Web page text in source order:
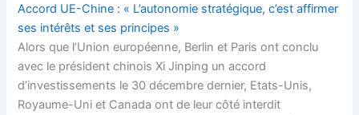
Accord UE-Chine : « L’autonomie stratégique, c’est affirmer
ses intérêts et ses principes »
Alors que l’Union européenne, Berlin et Paris ont conclu
avec le président chinois Xi Jinping un accord
d’investissements le 30 décembre dernier, Etats-Unis,
Royaume-Uni et Canada ont de leur côté interdit